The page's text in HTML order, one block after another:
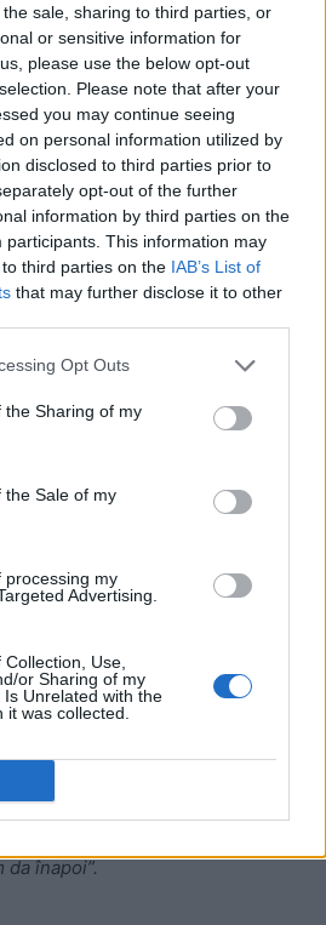
sale, sharing to third parties, or
or sensitive information for
please use the below opt-out
Please note that after your
you may continue seeing
on personal information utilized by
disclosed to third parties prior to
opt-out of the further
information by third parties on the
participants. This information may
third parties on the IAB’s List of
that may further disclose it to other
Opt Outs
the Sharing of my
the Sale of my
processing my
Advertising.
Use,
or Sharing of my
Unrelated with the
was collected.
„Miza o
oneroase cu
spații comerciale”
unei comunicări pe
sunt amenințate, o mână de
firmă, un sindicat vor neapărat să
în continuare”,
onești care lucrează la
înapoi”.